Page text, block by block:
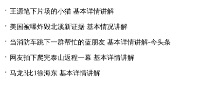
王源笔下片场的小猫 基本详情讲解
美国被曝炸毁北溪新证据 基本情况讲解
当消防车跳下一群帮忙的蓝朋友 基本详情讲解-今头条
网友拍下爬完泰山返程一幕 基本详情讲解
马龙3比1徐海东 基本详情讲解